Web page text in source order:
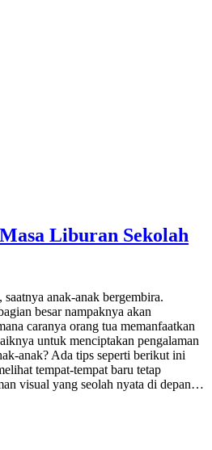
Liburan Sekolah
anak-anak bergembira.
besar nampaknya akan
caranya orang tua memanfaatkan
untuk menciptakan pengalaman
anak? Ada tips seperti berikut ini
tempat-tempat baru tetap
visual yang seolah nyata di depan…